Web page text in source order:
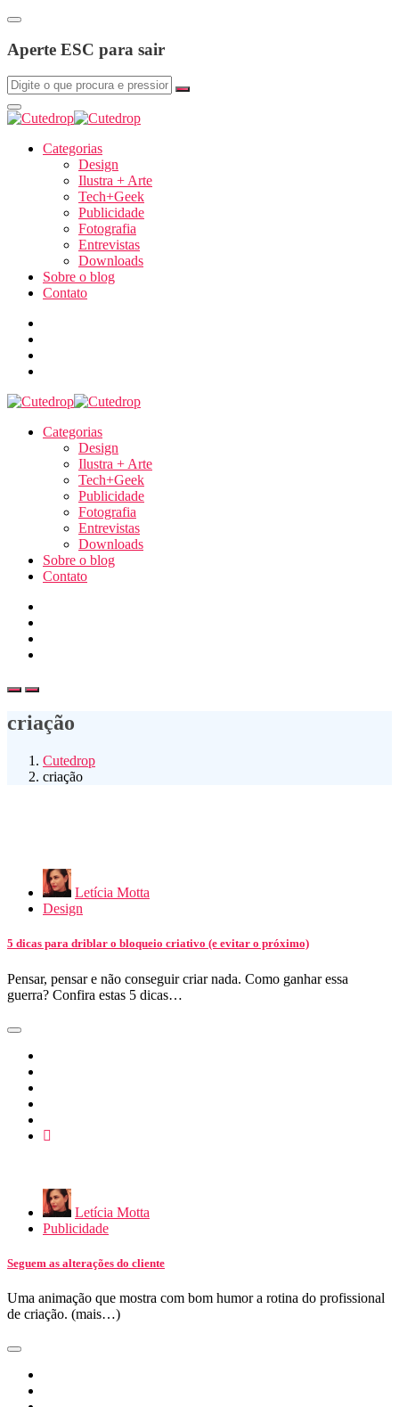
Aperte ESC para sair
Categorias
Design
Ilustra + Arte
Tech+Geek
Publicidade
Fotografia
Entrevistas
Downloads
Sobre o blog
Contato
Categorias
Design
Ilustra + Arte
Tech+Geek
Publicidade
Fotografia
Entrevistas
Downloads
Sobre o blog
Contato
criação
Cutedrop
criação
Letícia Motta
Design
5 dicas para driblar o bloqueio criativo (e evitar o próximo)
Pensar, pensar e não conseguir criar nada. Como ganhar essa
guerra? Confira estas 5 dicas…
Letícia Motta
Publicidade
Seguem as alterações do cliente
Uma animação que mostra com bom humor a rotina do profissional
de criação. (mais…)